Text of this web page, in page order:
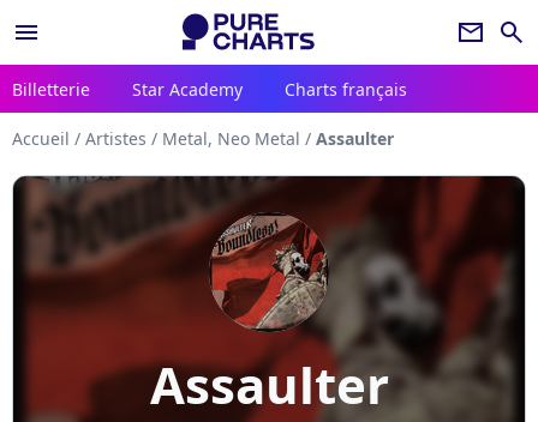
menu newsletter search
Billetterie Star Academy Charts français
Accueil / Artistes / Metal, Neo Metal / Assaulter
Assaulter